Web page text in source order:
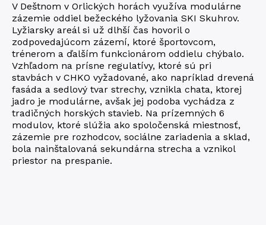
V Deštnom v Orlických horách využíva modulárne
zázemie oddiel bežeckého lyžovania SKI Skuhrov.
Lyžiarsky areál si už dlhší čas hovoril o
zodpovedajúcom zázemí, ktoré športovcom,
trénerom a ďalším funkcionárom oddielu chýbalo.
Vzhľadom na prísne regulatívy, ktoré sú pri
stavbách v CHKO vyžadované, ako napríklad drevená
fasáda a sedlový tvar strechy, vznikla chata, ktorej
jadro je modulárne, avšak jej podoba vychádza z
tradičných horských stavieb. Na prízemných 6
modulov, ktoré slúžia ako spoločenská miestnosť,
zázemie pre rozhodcov, sociálne zariadenia a sklad,
bola nainštalovaná sekundárna strecha a vznikol
priestor na prespanie.